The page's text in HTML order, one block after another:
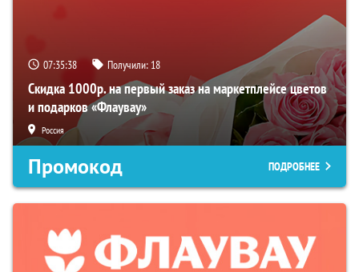
07:35:37 Получили: 18
Скидка 1000р. на первый заказ на маркетплейсе цветов
и подарков «Флаувау»
Россия
Промокод ПОДРОБНЕЕ